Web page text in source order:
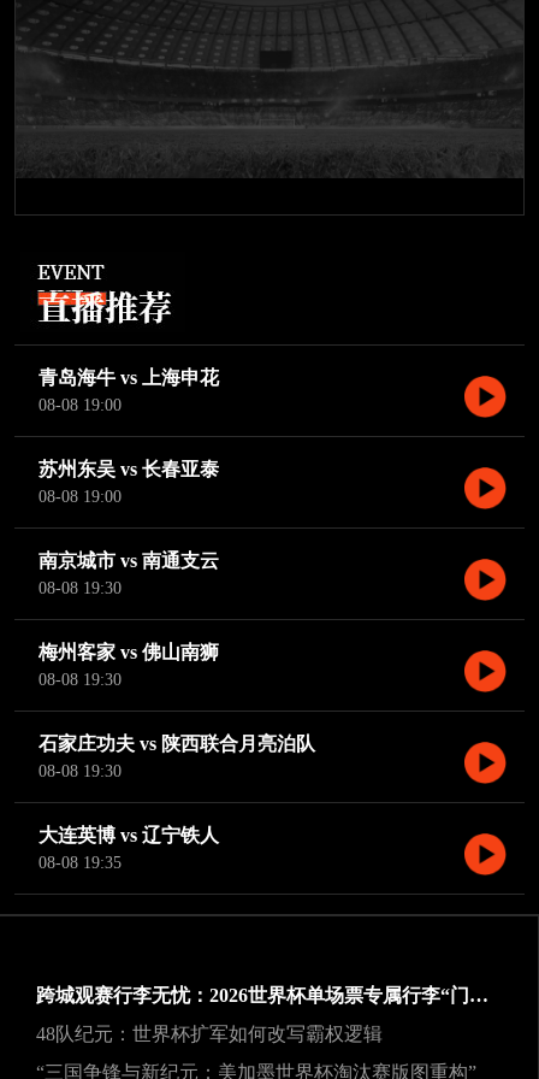
青岛海牛 vs 上海申花
08-08 19:00
苏州东吴 vs 长春亚泰
08-08 19:00
南京城市 vs 南通支云
08-08 19:30
梅州客家 vs 佛山南狮
08-08 19:30
石家庄功夫 vs 陕西联合月亮泊队
08-08 19:30
大连英博 vs 辽宁铁人
08-08 19:35
跨城观赛行李无忧：2026世界杯单场票专属行李“门到门”跨城速达方案
48队纪元：世界杯扩军如何改写霸权逻辑
“三国争锋与新纪元：美加墨世界杯淘汰赛版图重构”